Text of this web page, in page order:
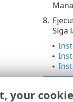
8.
Siga
•
•
•
your